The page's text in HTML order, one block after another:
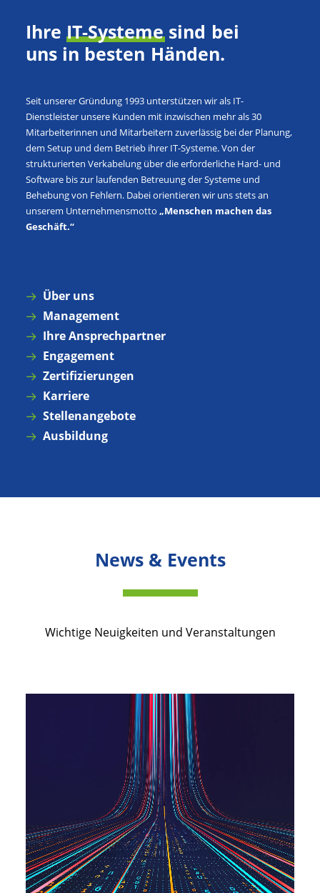
Ihre IT-Systeme sind bei
uns​ in besten Händen.
Seit unserer Gründung 1993 unterstützen wir als IT-
Dienstleister unsere Kunden mit inzwischen mehr als 30
Mitarbeiterinnen und Mitarbeitern zuverlässig bei der Planung,
dem Setup und dem Betrieb ihrer IT-Systeme. Von der
strukturierten Verkabelung über die erforderliche Hard- und
Software bis zur laufenden Betreuung der Systeme und
Behebung von Fehlern. Dabei orientieren wir uns stets an
unserem Unternehmensmotto „Menschen machen das
Geschäft.“​
Über uns
Management
Ihre Ansprechpartner
Engagement
Zertifizierungen
Karriere
Stellenangebote
Ausbildung
News & Events
Wichtige Neuigkeiten und Veranstaltungen